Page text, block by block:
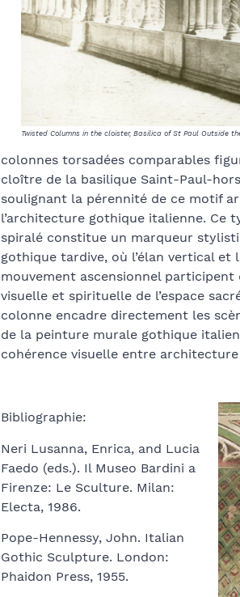
Twisted Columns in the cloister, Basilica of St Paul Outside
colonnes torsadées comparables
cloître de la basilique Saint-Paul-
soulignant la pérennité de ce motif
l’architecture gothique italienne. Ce
spiralé constitue un marqueur
gothique tardive, où l’élan vertical et
mouvement ascensionnel participent
visuelle et spirituelle de l’espace
colonne encadre directement les
de la peinture murale gothique
cohérence visuelle entre
Bibliographie:
Neri Lusanna, Enrica, and Lucia
Faedo (eds.). Il Museo Bardini a
Firenze: Le Sculture. Milan:
Electa, 1986.
Pope-Hennessy, John. Italian
Gothic Sculpture. London:
Phaidon Press, 1955.